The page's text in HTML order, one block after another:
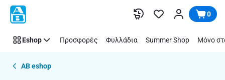
Παράλειψη 0
Eshop Προσφορές Φυλλάδια Summer Shop Μόνο
AB eshop